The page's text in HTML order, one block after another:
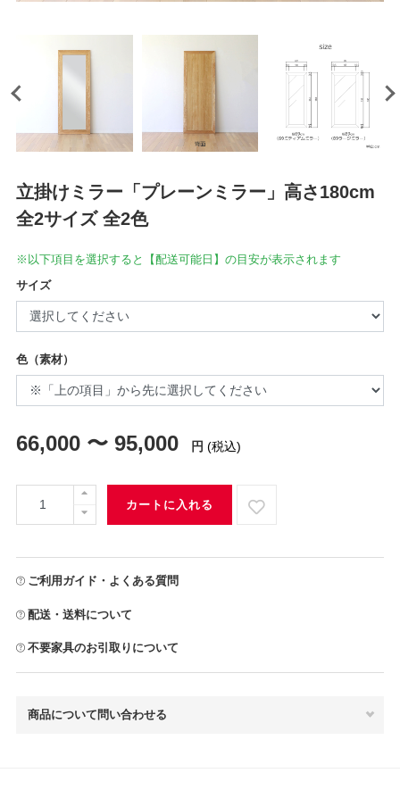
立掛けミラー「プレーンミラー」高さ180cm
全2サイズ 全2色
※以下項目を選択すると【配送可能日】の目安が表示されます
サイズ
色（素材）
66,000 〜 95,000 円 (税込)
カートに入れる
ご利用ガイド・よくある質問
配送・送料について
不要家具のお引取りについて
商品について問い合わせる